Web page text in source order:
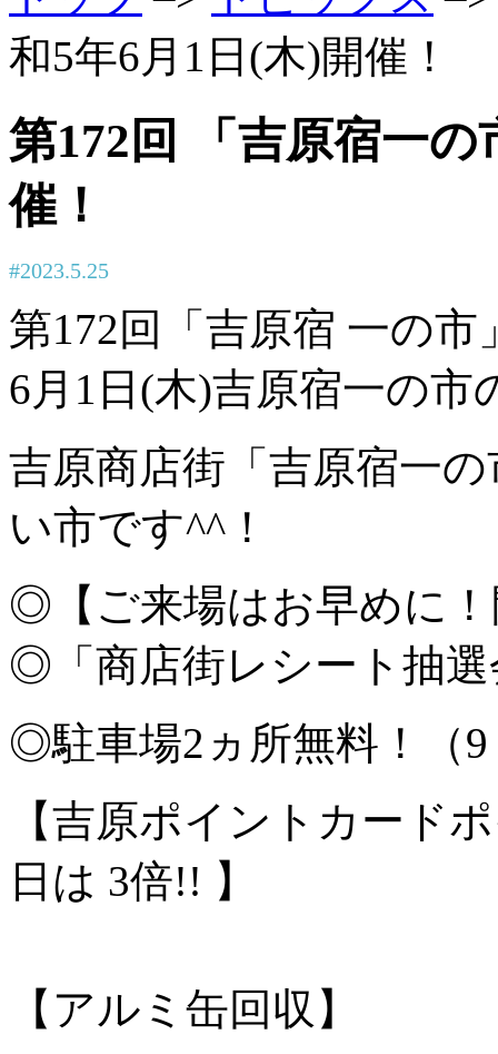
和5年6月1日(木)開催！
第172回 「吉原宿一
催！
#2023.5.25
第172回「吉原宿 一の市
6月1日(木)吉原宿一の市
吉原商店街「吉原宿一
い市です^^！
◎【ご来場はお早めに！
◎「商店街レシート抽
◎駐車場2ヵ所無料！（9
【吉原ポイントカード
日は 3倍!! 】
【アルミ缶回収】